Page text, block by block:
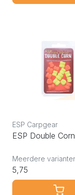
ESP Carpgear
ESP Double Corn
5,75